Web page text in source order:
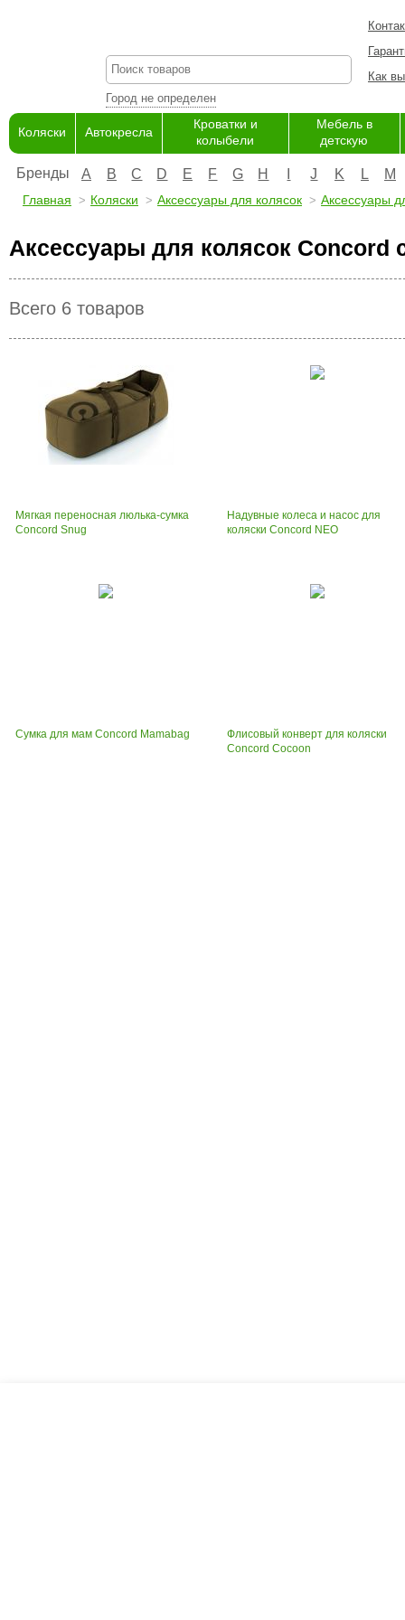
Город не определен
Как
Коляски Автокресла
Кроватки и
колыбели
Мебель в
детскую
Бренды A B C D E F G H J K L M
Главная Коляски Аксессуары для колясок Аксессуары
Аксессуары для колясок Concord
Всего 6 товаров
Мягкая переносная люлька-сумка
Concord Snug
Надувные колеса и насос для
коляски Concord NEO
Сумка для мам Concord Mamabag
Флисовый конверт для коляски
Concord Cocoon